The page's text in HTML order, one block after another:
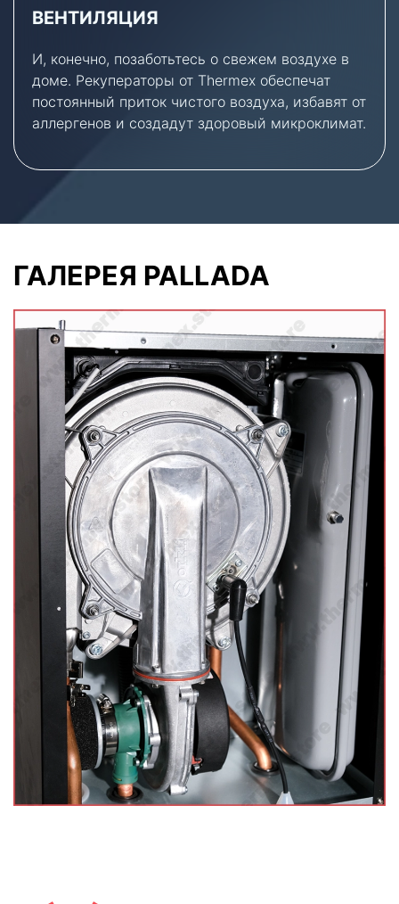
ВЕНТИЛЯЦИЯ
И, конечно, позаботьтесь о свежем воздухе в
доме. Рекуператоры от Thermex обеспечат
постоянный приток чистого воздуха, избавят от
аллергенов и создадут здоровый микроклимат.
ГАЛЕРЕЯ PALLADA